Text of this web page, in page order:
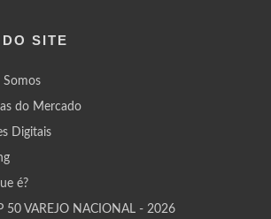
SITE
Somos
do Mercado
Digitais
é?
50 VAREJO NACIONAL - 2026